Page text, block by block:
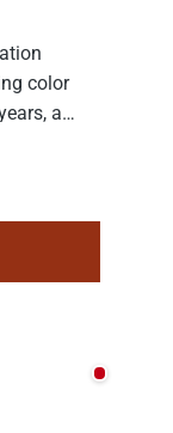
color
a
Nicht